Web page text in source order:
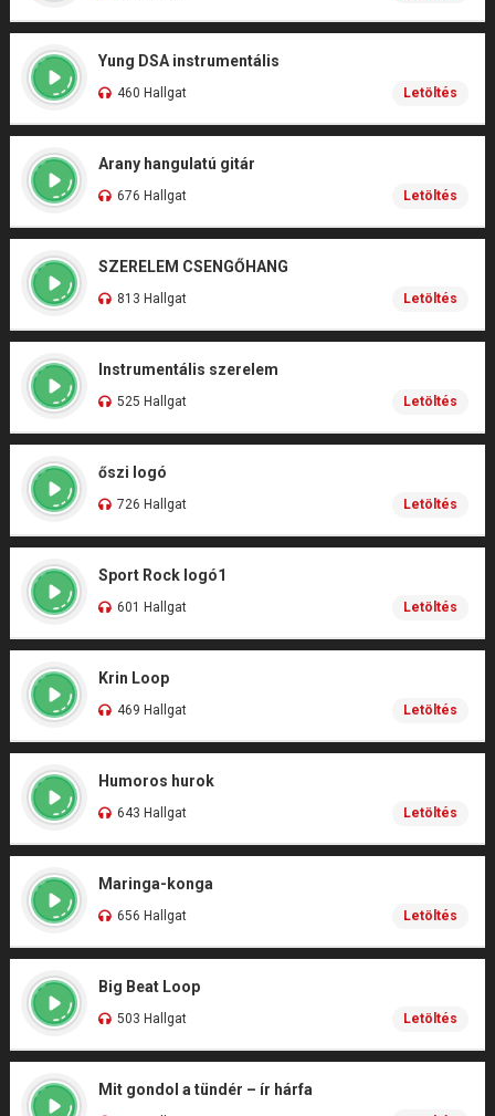
Yung DSA instrumentális
460 Hallgat Letöltés
Arany hangulatú gitár
676 Hallgat Letöltés
SZERELEM CSENGŐHANG
813 Hallgat Letöltés
Instrumentális szerelem
525 Hallgat Letöltés
őszi logó
726 Hallgat Letöltés
Sport Rock logó1
601 Hallgat Letöltés
Krin Loop
469 Hallgat Letöltés
Humoros hurok
643 Hallgat Letöltés
Maringa-konga
656 Hallgat Letöltés
Big Beat Loop
503 Hallgat Letöltés
Mit gondol a tündér – ír hárfa